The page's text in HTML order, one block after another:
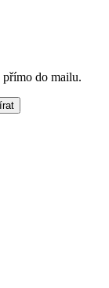
do mailu.